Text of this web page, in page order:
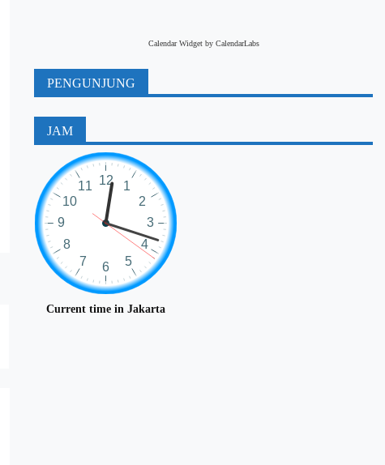
Calendar Widget by CalendarLabs
PENGUNJUNG
JAM
Current time in Jakarta